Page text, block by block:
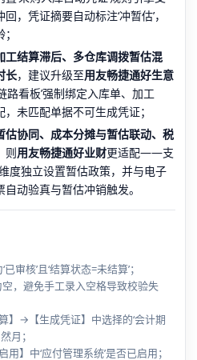
，凭证摘要自动标注‘冲暂估’，
工结算滞后、多仓库调拨暂估混
长，建议升级至用友畅捷通好生意
看板’强制绑定入库单、加工
未匹配单据不可生成凭证；
估协同、成本分摊与暂估联动、税
则用友畅捷通好业财更适配——支
度独立设置暂估政策，并与电子
动验真与暂估冲销触发。
审核’且‘结算状态=未结算’；
空，避免手工录入空格导致校验失
】→【生成凭证】中选择的‘会计期
月；
】中‘应付管理系统’是否已启用；